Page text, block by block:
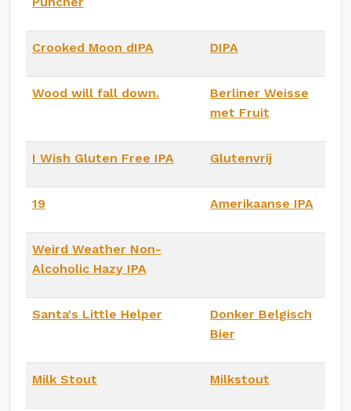
Crooked Moon dIPA DIPA
Wood will fall down.
Berliner Weisse
met Fruit
I Wish Gluten Free IPA Glutenvrij
19 Amerikaanse IPA
Weird Weather Non-
Alcoholic Hazy IPA
Santa's Little Helper
Donker Belgisch
Bier
Milk Stout Milkstout